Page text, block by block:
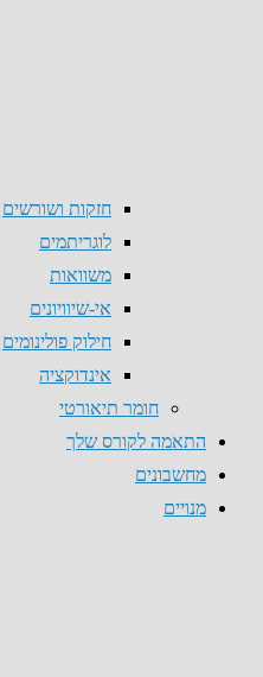
חזקות ושורשים
לוגריתמים
משוואות
אי-שיוויונים
חילוק פולינומים
אינדוקציה
חומר תיאורטי
התאמה לקורס שלך
מחשבונים
מנויים